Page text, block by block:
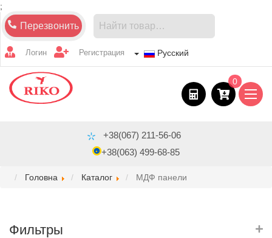
;
Перезвонить
Логин Регистрация Русский
0
+38(067) 211-56-06
+38(063) 499-68-85
Головна Каталог МДФ панели
Фильтры